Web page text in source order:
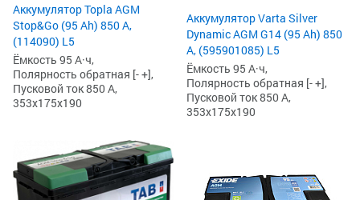
Аккумулятор Topla AGM
Stop&Go (95 Ah) 850 А,
(114090) L5
Ёмкость 95 А·ч,
Полярность обратная [- +],
Пусковой ток 850 А,
353x175x190
Аккумулятор Varta Silver
Dynamic AGM G14 (95 Ah) 850
А, (595901085) L5
Ёмкость 95 А·ч,
Полярность обратная [- +],
Пусковой ток 850 А,
353x175x190